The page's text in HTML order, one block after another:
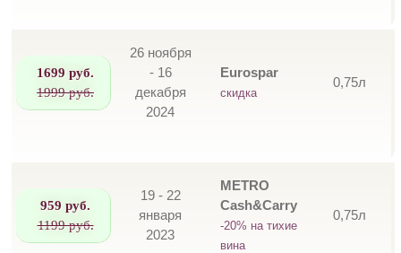
1699 руб.
1999 руб.
26 ноября
- 16
декабря
2024
Eurospar
скидка
0,75л
959 руб.
1199 руб.
19 - 22
января
2023
METRO
Cash&Carry
-20% на тихие
вина
0,75л